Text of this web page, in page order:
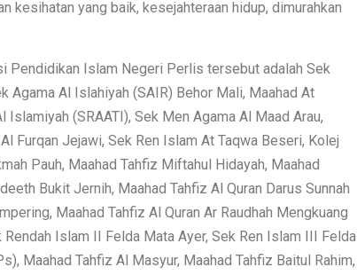
kesihatan yang baik, kesejahteraan hidup, dimurahkan
Pendidikan Islam Negeri Perlis tersebut adalah Sek
Agama Al Islahiyah (SAIR) Behor Mali, Maahad At
(SRAATI), Sek Men Agama Al Maad Arau,
Furqan Jejawi, Sek Ren Islam At Taqwa Beseri, Kolej
Pauh, Maahad Tahfiz Miftahul Hidayah, Maahad
Bukit Jernih, Maahad Tahfiz Al Quran Darus Sunnah
Maahad Tahfiz Al Quran Ar Raudhah Mengkuang
Islam II Felda Mata Ayer, Sek Ren Islam III Felda
Maahad Tahfiz Al Masyur, Maahad Tahfiz Baitul Rahim,